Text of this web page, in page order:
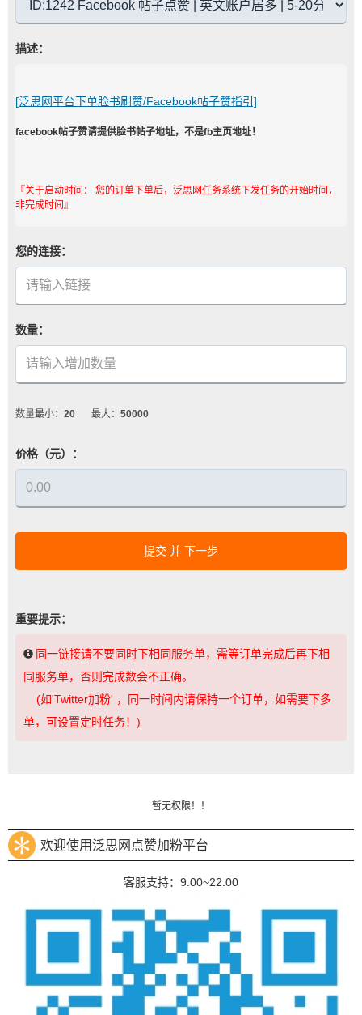
描述：
[泛思网平台下单脸书刷赞/Facebook帖子赞指引]
facebook帖子赞请提供脸书帖子地址，不是fb主页地址！
『关于启动时间： 您的订单下单后，泛思网任务系统下发任务的开始时间，
非完成时间』
您的连接：
数量：
数量最小： 20 最大： 50000
价格（元）：
提交 并 下一步
重要提示：
同一链接请不要同时下相同服务单，需等订单完成后再下相
同服务单，否则完成数会不正确。
(如'Twitter加粉' ，同一时间内请保持一个订单，如需要下多
单，可设置定时任务！)
暂无权限！！
欢迎使用泛思网点赞加粉平台
客服支持：9:00~22:00